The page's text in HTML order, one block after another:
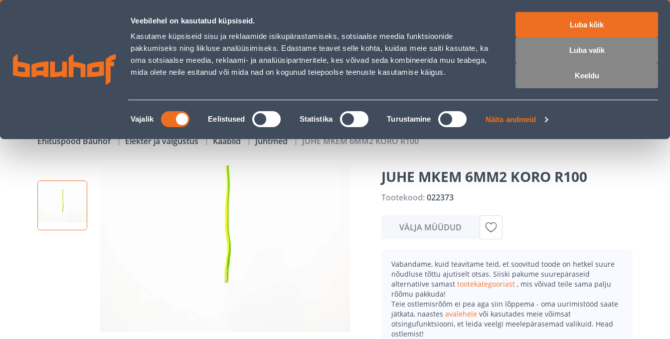
Veebilehel on kasutatud küpsiseid.
Kasutame küpsiseid sisu ja reklaamide isikupärastamiseks, sotsiaalse meedia funktsioonide
pakkumiseks ning liikluse analüüsimiseks. Edastame teavet selle kohta, kuidas meie saiti kasutate, ka
oma sotsiaalse meedia, reklaami- ja analüüsipartneritele, kes võivad seda kombineerida muu teabega,
mida olete neile esitanud või mida nad on kogunud teiepoolse teenuste kasutamise käigus.
Nõusoleku
valik
Vajalik Eelistused Statistika Turustamine Näita andmeid
Luba kõik
Luba valik
Keeldu
JUHE MKEM 6MM2 KORO R100 - Bauhof has loaded
Äriklienditeenindus Klienditeenindus Teenused Karjäärileht
OTSI Logi sisse
KAMPAANIAD KATALOOGID TÖÖRIISTALAENUTUS JÄRELMAKS
Ehituspood Bauhof Elekter ja valgustus Kaablid Juhtmed JUHE MKEM 6MM2 KORO R100
JUHE MKEM 6MM2 KORO R100
Tootekood:022373
VÄLJA MÜÜDUD
Vabandame, kuid teavitame teid, et soovitud toode on hetkel suure
nõudluse tõttu ajutiselt otsas. Siiski pakume suurepäraseid
alternatiive samast tootekategooriast , mis võivad teile sama palju
rõõmu pakkuda!
Teie ostlemisrõõm ei pea aga siin lõppema - oma uurimistööd saate
jätkata, naastes avalehele või kasutades meie võimsat
otsingufunktsiooni, et leida veelgi meelepärasemad valikuid. Head
ostlemist!